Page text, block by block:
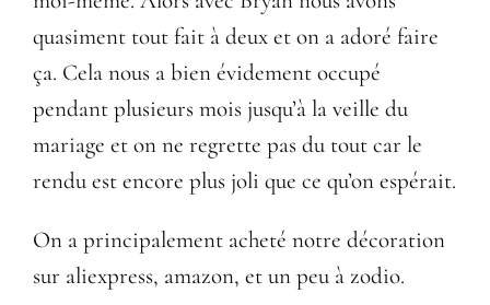
quasiment tout fait à deux et on a adoré faire
ça. Cela nous a bien évidement occupé
pendant plusieurs mois jusqu’à la veille du
mariage et on ne regrette pas du tout car le
rendu est encore plus joli que ce qu’on espérait.
On a principalement acheté notre décoration
sur aliexpress, amazon, et un peu à zodio.